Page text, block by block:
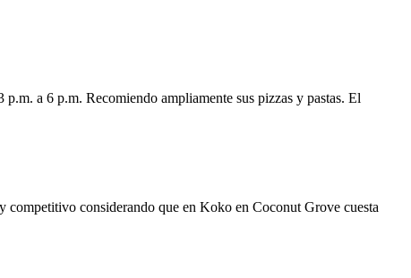
a 6 p.m. Recomiendo ampliamente sus pizzas y pastas. El
considerando que en Koko en Coconut Grove cuesta